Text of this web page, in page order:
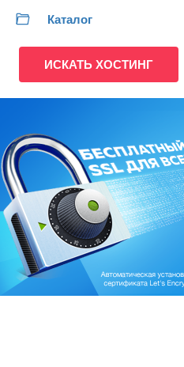
Каталог
ИСКАТЬ ХОСТИНГ